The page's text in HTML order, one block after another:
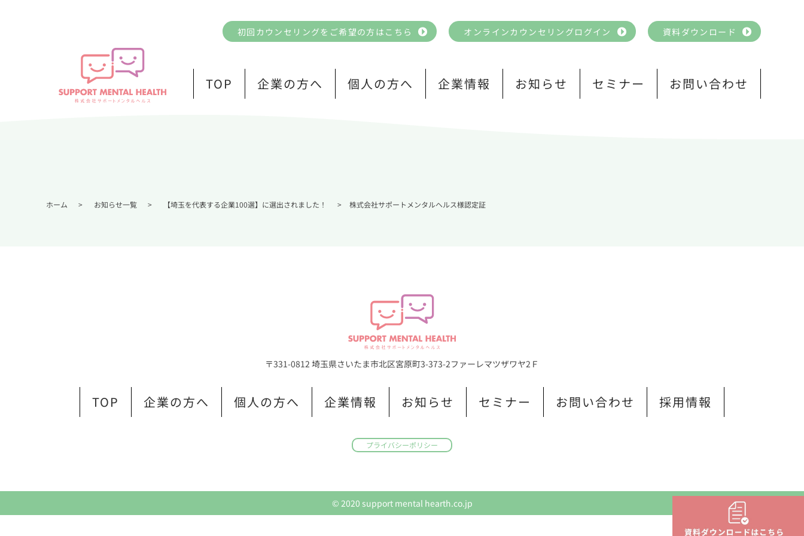
初回カウンセリングをご希望の方はこちら オンラインカウンセリングログイン 資料ダウンロード
TOP 企業の方へ 個人の方へ 企業情報 お知らせ セミナー お問い合わせ
ホーム > お知らせ一覧 > 【埼玉を代表する企業100選】に選出されました！ > 株式会社サポートメンタルヘルス様認定証
〒331-0812 埼玉県さいたま市北区宮原町3-373-2ファーレマツザワヤ2Ｆ
TOP 企業の方へ 個人の方へ 企業情報 お知らせ セミナー お問い合わせ 採用情報
プライバシーポリシー
© 2020 support mental hearth.co.jp